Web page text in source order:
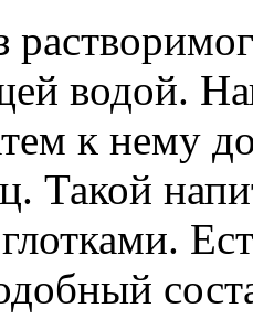
водой.
к нему
Такой